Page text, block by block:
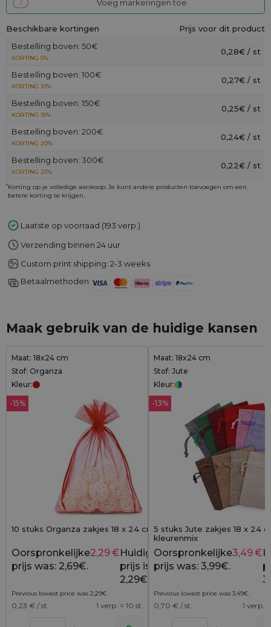
Voeg markeringen toe
Beschikbare kortingen
Prijs voor dit product
Bestelling boven: 50€
KORTING 5%
0,28€ / st
Bestelling boven: 100€
KORTING 10%
0,27€ / st
Bestelling boven: 150€
KORTING 15%
0,25€ / st
Bestelling boven: 200€
KORTING 20%
0,24€ / st
Bestelling boven: 300€
KORTING 25%
0,22€ / st
*Korting op je volledige aankoop. Je kunt andere producten toevoegen om een
betere korting te krijgen.
Laatste op voorraad (193 verp.)
Verzending binnen 24 uur
Custom print shipping: 2-3 weeks
Betaalmethoden
Maak gebruik van de huidige kansen
Maat: 18x24 cm
Stof: Organza
Kleur:
-15%
10 stuks Organza zakjes 18 x 24 cm - rood
2,69 €
Oorspronkelijke
prijs was: 2,69€.
2,29€Huidige
prijs is:
2,29€.
Previous lowest price was 2,29€.
0,23 € / st. 1 verp. = 10 st.
Maat: 18x24 cm
Stof: Jute
Kleur:
-13%
5 stuks Jute zakjes 18 x 24
kleurenmix
Oorspronkelijke
prijs was: 3,99€.
3,49€
Previous lowest price was 3,49€.
0,70 € / st. 1 verp.